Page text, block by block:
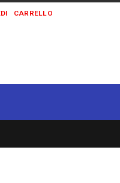
CARRELLO